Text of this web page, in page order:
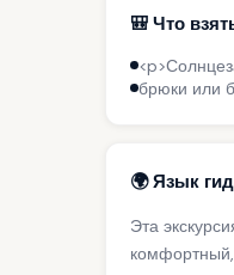
🎒 Что
брюки или
🌍 Язык
Эта